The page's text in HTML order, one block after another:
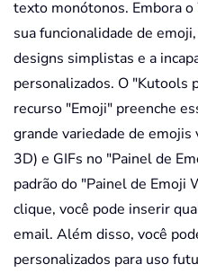
texto monótonos. Embora
sua funcionalidade de
designs simplistas e a
personalizados. O "Kutools
recurso "Emoji" preenche
grande variedade de
3D) e GIFs no "Painel de
padrão do "Painel de Emoji
clique, você pode inserir
email. Além disso, você
personalizados para uso